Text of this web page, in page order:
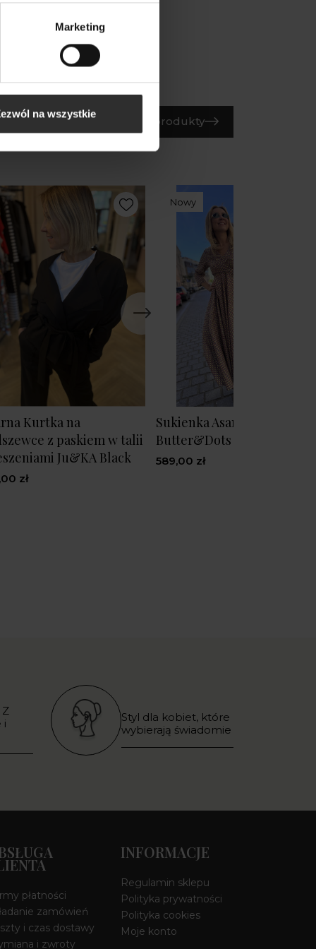
Marketing
na wszystkie
Wszystkie produkty
Kurtka na
z paskiem w talii
Ju&KA Black
zł
Nowy
Sukienka Asami
Butter&Dots
589,00 zł
i
Styl dla kobiet, które
wybierają świadomie
płatności
zamówień
i czas dostawy
i zwroty
INFORMACJE
Regulamin sklepu
Polityka prywatności
Polityka cookies
Moje konto